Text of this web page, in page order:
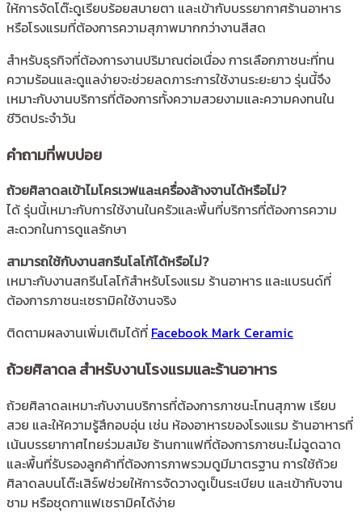
ให้การจัดโต๊ะดูเรียบร้อยสบายตา และเข้ากับบรรยากาศร้านอาหาร
หรือโรงแรมที่ต้องการความสุภาพมากกว่างานสีสด
สำหรับธุรกิจที่ต้องการงานปริมาณต่อเนื่อง การเลือกภาชนะที่ทน
ความร้อนและดูแลง่ายจะช่วยลดภาระการใช้งานระยะยาว รุ่นนี้จึง
เหมาะกับงานบริการที่ต้องการทั้งความสวยงามและความคงทนใน
ชีวิตประจำวัน
คำถามที่พบบ่อย
ถ้วยศิลาดลเข้าไมโครเวฟและเครื่องล้างจานได้หรือไม่?
ได้ รุ่นนี้เหมาะกับการใช้งานในครัวและพื้นที่บริการที่ต้องการความ
สะดวกในการดูแลรักษา
สามารถใช้กับงานสกรีนโลโก้ได้หรือไม่?
เหมาะกับงานสกรีนโลโก้สำหรับโรงแรม ร้านอาหาร และแบรนด์ที่
ต้องการภาชนะเซรามิคใช้งานจริง
ติดตามผลงานเพิ่มเติมได้ที่ Facebook Mark Ceramic
ถ้วยศิลาดล สำหรับงานโรงแรมและร้านอาหาร
ถ้วยศิลาดลเหมาะกับงานบริการที่ต้องการภาชนะโทนสุภาพ เรียบ
สวย และให้ความรู้สึกอบอุ่น เช่น ห้องอาหารของโรงแรม ร้านอาหารที่
เน้นบรรยากาศไทยร่วมสมัย ร้านกาแฟที่ต้องการภาชนะไม่ฉูดฉาด
และพื้นที่รับรองลูกค้าที่ต้องการภาพรวมดูมีมาตรฐาน การใช้ถ้วย
ศิลาดลบนโต๊ะเสิร์ฟช่วยให้การจัดวางดูเป็นระเบียบ และเข้ากับจาน
ชาม หรือชุดกาแฟเซรามิคได้ง่าย